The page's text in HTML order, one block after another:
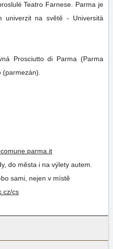
Teatro Farnese. Parma je
univerzit na světě - Università
Prosciutto di Parma (Parma
do města i na výlety autem.
sami, nejen v místě
cs